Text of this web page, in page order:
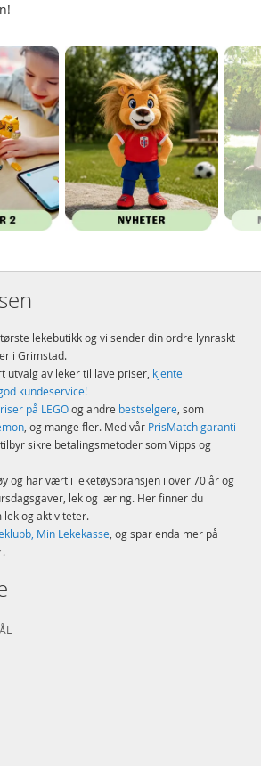
lekebutikk og vi sender din ordre lynraskt
i Grimstad.
utvalg av leker til lave priser, kjente
kundeservice!
på LEGOog andre bestselgere, som
, og mange fler. Med vår PrisMatch garanti
sikre betalingsmetoder som Vipps og
og har vært i leketøysbransjen i over 70 år og
lek og læring. Her finner du
lek og aktiviteter.
Min Lekekasse, og spar enda mer på